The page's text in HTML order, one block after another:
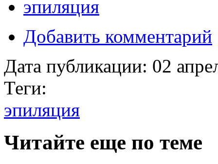
эпиляция
Добавить комментарий
Дата публикации: 02
Теги:
эпиляция
Читайте еще по теме